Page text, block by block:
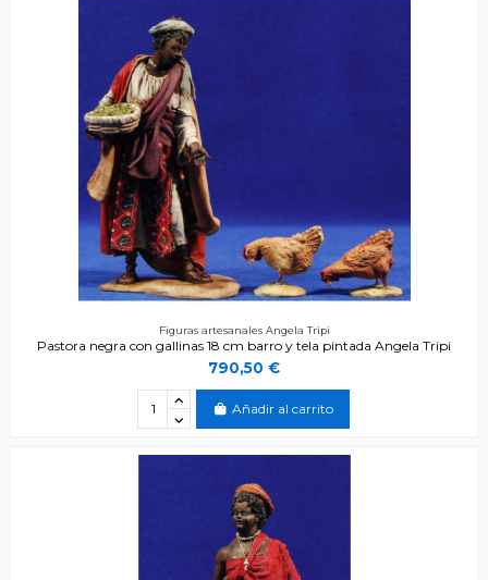
Figuras artesanales Angela Tripi
Pastora negra con gallinas 18 cm barro y tela pintada Angela Tripi
790,50 €
Añadir al carrito